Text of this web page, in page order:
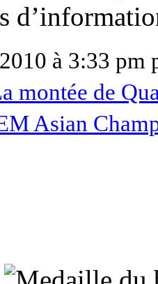
à 3:33 pm
montée de
Asian